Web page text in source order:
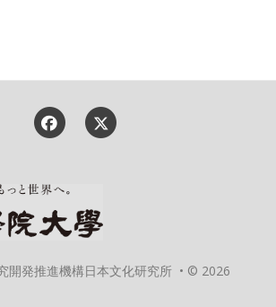
開発推進機構日本文化研究所 • © 2026